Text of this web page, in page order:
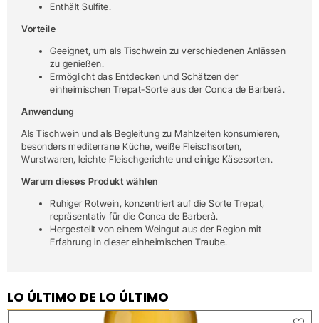
Enthält Sulfite.
Vorteile
Geeignet, um als Tischwein zu verschiedenen Anlässen
zu genießen.
Ermöglicht das Entdecken und Schätzen der
einheimischen Trepat-Sorte aus der Conca de Barberà.
Anwendung
Als Tischwein und als Begleitung zu Mahlzeiten konsumieren,
besonders mediterrane Küche, weiße Fleischsorten,
Wurstwaren, leichte Fleischgerichte und einige Käsesorten.
Warum dieses Produkt wählen
Ruhiger Rotwein, konzentriert auf die Sorte Trepat,
repräsentativ für die Conca de Barberà.
Hergestellt von einem Weingut aus der Region mit
Erfahrung in dieser einheimischen Traube.
LO ÚLTIMO DE LO ÚLTIMO